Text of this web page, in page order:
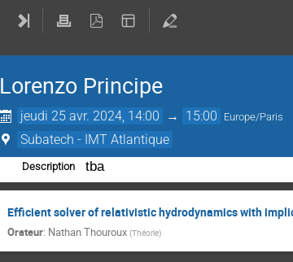
Lorenzo Principe
jeudi 25 avr. 2024, 14:00 → 15:00 Europe/Paris
Subatech - IMT Atlantique
Description tba
Efficient solver of relativistic hydrodynamics with
Orateur: Nathan Thouroux (Théorie)